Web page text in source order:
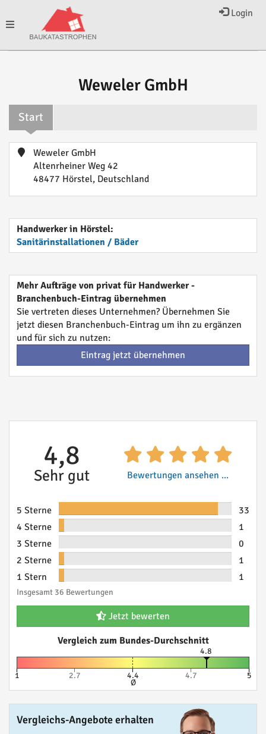
Login
Toggle
Weweler GmbH
Start
Weweler GmbH
Altenrheiner Weg 42
48477 Hörstel, Deutschland
Handwerker in Hörstel:
Sanitärinstallationen / Bäder
Mehr Aufträge von privat für Handwerker -
Branchenbuch-Eintrag übernehmen
Sie vertreten dieses Unternehmen? Übernehmen Sie
jetzt diesen Branchenbuch-Eintrag um ihn zu ergänzen
und für sich zu nutzen:
Eintrag jetzt übernehmen
4,8
Sehr gut Bewertungen ansehen ...
5 Sterne
33
4 Sterne
1
3 Sterne
0
2 Sterne
1
1 Stern
1
Insgesamt 36 Bewertungen
Jetzt bewerten
Vergleich zum Bundes-Durchschnitt
4.8
1 2.7 4.4
Ø
4.7 5
Vergleichs-Angebote erhalten